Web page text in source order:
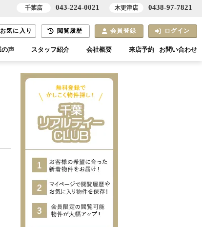
お気に入り 閲覧履歴 会員登録 ログイン
の声 スタッフ紹介 会社概要 来店予約 お問い合わせ
千葉店 043-224-0021 木更津店 0438-97-7821